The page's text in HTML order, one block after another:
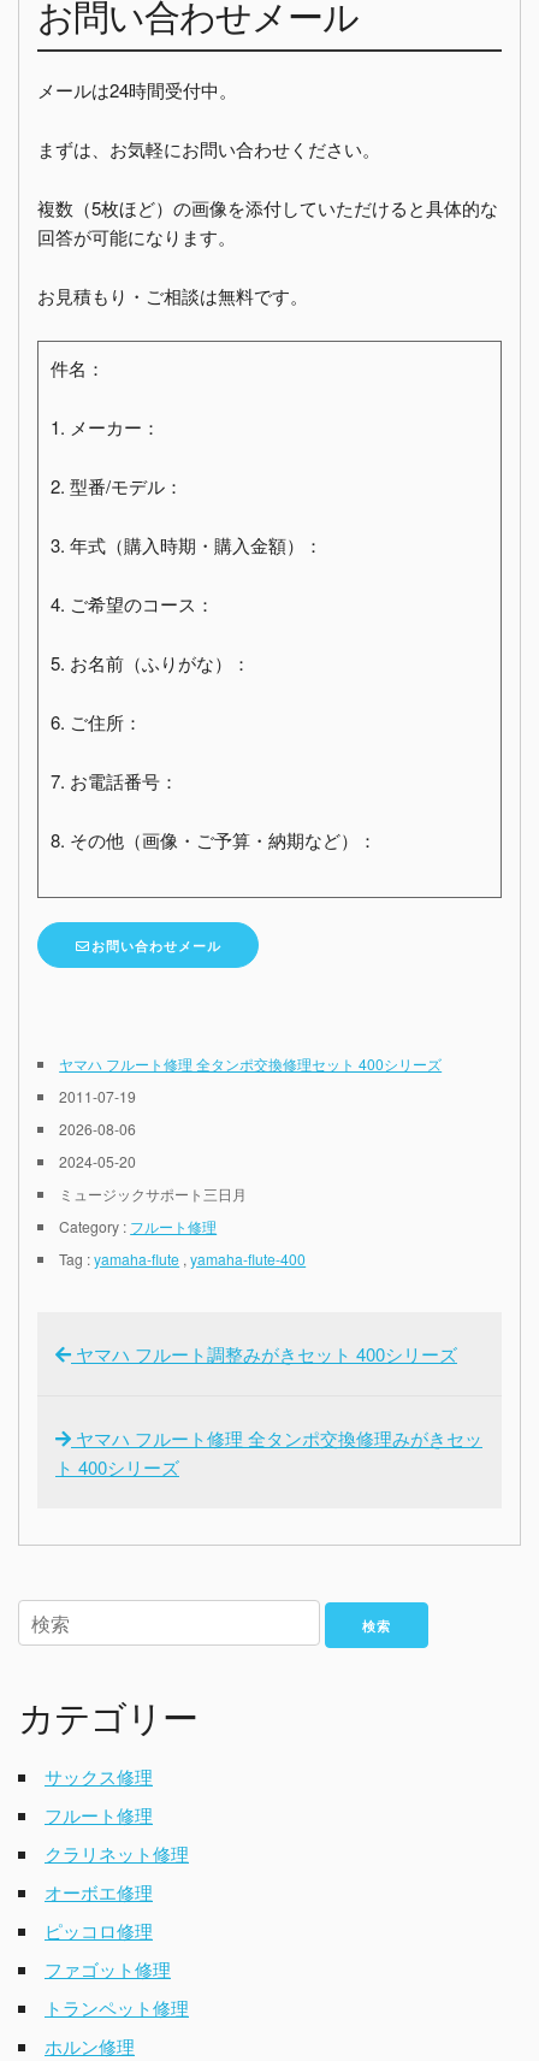
お問い合わせメール
メールは24時間受付中。
まずは、お気軽にお問い合わせください。
複数（5枚ほど）の画像を添付していただけると具体的な
回答が可能になります。
お見積もり・ご相談は無料です。
件名：
1. メーカー：
2. 型番/モデル：
3. 年式（購入時期・購入金額）：
4. ご希望のコース：
5. お名前（ふりがな）：
6. ご住所：
7. お電話番号：
8. その他（画像・ご予算・納期など）：
お問い合わせメール
ヤマハ フルート修理 全タンポ交換修理セット 400シリーズ
2011-07-19
2026-08-06
2024-05-20
ミュージックサポート三日月
Category : フルート修理
Tag :yamaha-flute ,yamaha-flute-400
ヤマハ フルート調整みがきセット 400シリーズ
ヤマハ フルート修理 全タンポ交換修理みがきセッ
ト 400シリーズ
検索
カテゴリー
サックス修理
フルート修理
クラリネット修理
オーボエ修理
ピッコロ修理
ファゴット修理
トランペット修理
ホルン修理